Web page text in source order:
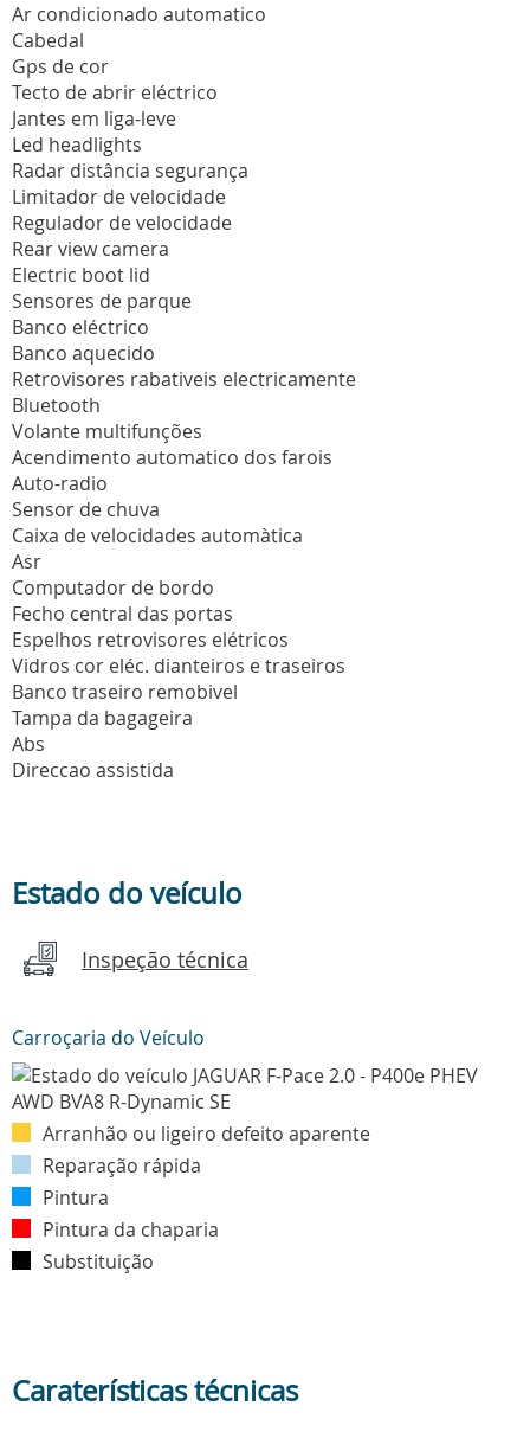
Ar condicionado automatico
Cabedal
Gps de cor
Tecto de abrir eléctrico
Jantes em liga-leve
Led headlights
Radar distância segurança
Limitador de velocidade
Regulador de velocidade
Rear view camera
Electric boot lid
Sensores de parque
Banco eléctrico
Banco aquecido
Retrovisores rabativeis electricamente
Bluetooth
Volante multifunções
Acendimento automatico dos farois
Auto-radio
Sensor de chuva
Caixa de velocidades automàtica
Asr
Computador de bordo
Fecho central das portas
Espelhos retrovisores elétricos
Vidros cor eléc. dianteiros e traseiros
Banco traseiro remobivel
Tampa da bagageira
Abs
Direccao assistida
Estado do veículo
Inspeção técnica
Carroçaria do Veículo
Arranhão ou ligeiro defeito aparente
Reparação rápida
Pintura
Pintura da chaparia
Substituição
Caraterísticas técnicas